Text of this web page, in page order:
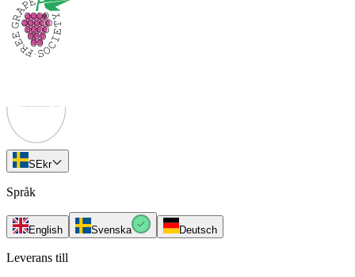
SEkr
Språk
English Svenska Deutsch
Leverans till